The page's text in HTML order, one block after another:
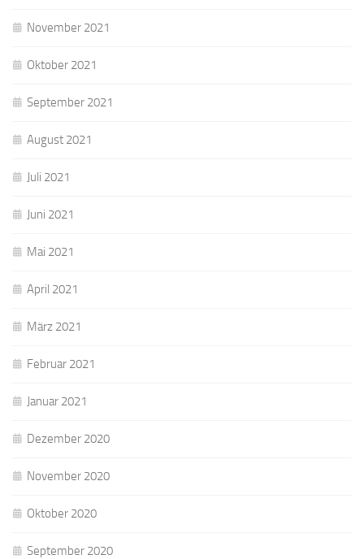
November 2021
Oktober 2021
September 2021
August 2021
Juli 2021
Juni 2021
Mai 2021
April 2021
März 2021
Februar 2021
Januar 2021
Dezember 2020
November 2020
Oktober 2020
September 2020